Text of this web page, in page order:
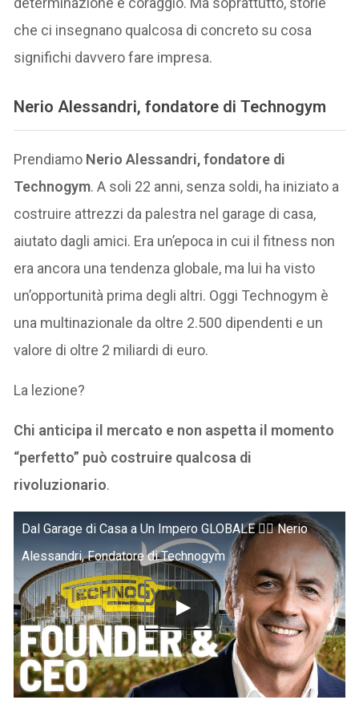
che ci insegnano qualcosa di concreto su cosa
significhi davvero fare impresa.
Nerio Alessandri, fondatore diTechnogym
Prendiamo Nerio Alessandri, fondatore di
Technogym. A soli 22 anni, senza soldi, ha iniziato a
costruire attrezzi da palestra nel garage di casa,
aiutato dagli amici. Era un’epoca in cui il fitness non
era ancora una tendenza globale, ma lui ha visto
un’opportunità prima degli altri. Oggi Technogym è
una multinazionale da oltre 2.500 dipendenti e un
valore di oltre 2 miliardi di euro.
La lezione?
Chi anticipa il mercato e non aspetta il momento
“perfetto” può costruire qualcosa di
rivoluzionario.
Dal Garage di Casa a Un Impero GLOBALE 🏋️‍♂️ Nerio
Alessandri, Fondatore di Technogym